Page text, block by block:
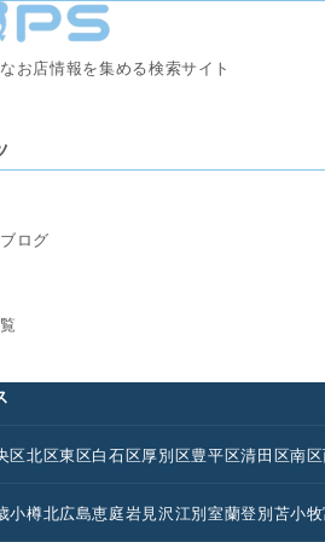
お店情報を集める検索サイト
ログ
区北区東区白石区厚別区豊平区清田区南区
小樽北広島恵庭岩見沢江別室蘭登別苫小牧